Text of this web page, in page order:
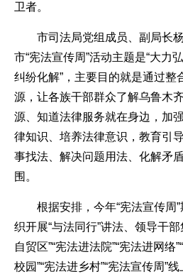
卫者。
市司法局党组成员、副局长
市“宪法宣传周”活动主题是“大力
纠纷化解”，主要目的就是通过整
源，让各族干部群众了解乌鲁木
源、知道法律服务就在身边，加
律知识、培养法律意识，教育引
事找法、解决问题用法、化解矛
围。
根据安排，今年“宪法宣传周
织开展“与法同行”讲法、领导干
自贸区”“宪法进法院”“宪法进网络
校园”“宪法进乡村”“宪法宣传周”